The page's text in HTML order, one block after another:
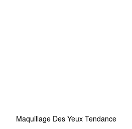
Maquillage Des Yeux Tendance